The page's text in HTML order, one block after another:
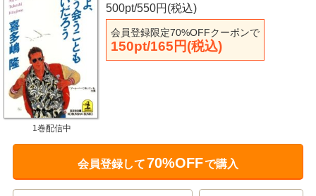
500pt/550円(税込)
会員登録限定70%OFFクーポンで
150pt/165円(税込)
1巻配信中
会員登録して70%OFFで購入